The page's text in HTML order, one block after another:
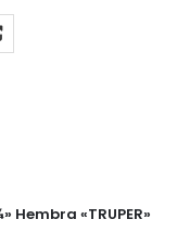
«TRUPER»